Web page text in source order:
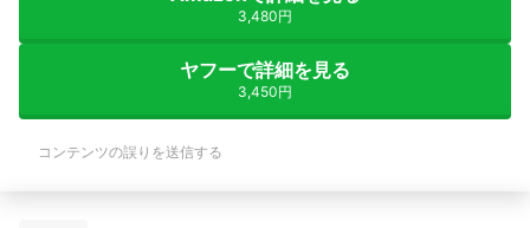
3,480円
ヤフーで詳細を見る
3,450円
コンテンツの誤りを送信する